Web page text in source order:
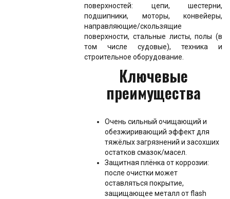
поверхностей: цепи, шестерни,
подшипники, моторы, конвейеры,
направляющие/скользящие
поверхности, стальные листы, полы (в
том числе судовые), техника и
строительное оборудование.
Ключевые
преимущества
Очень сильный очищающий и
обезжиривающий эффект для
тяжёлых загрязнений и засохших
остатков смазок/масел.
Защитная плёнка от коррозии:
после очистки может
оставляться покрытие,
защищающее металл от flash